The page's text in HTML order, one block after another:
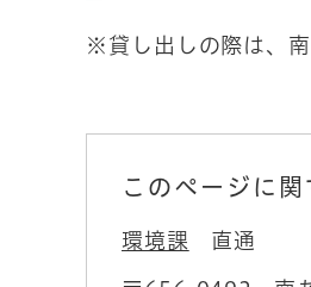
※貸し出しの際は、南
このページに
環境課 直通